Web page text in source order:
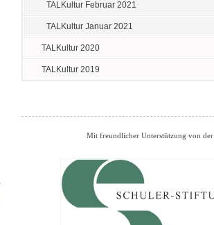
TALKultur Februar 2021
TALKultur Januar 2021
TALKultur 2020
TALKultur 2019
Mit freundlicher Unterstützung von der